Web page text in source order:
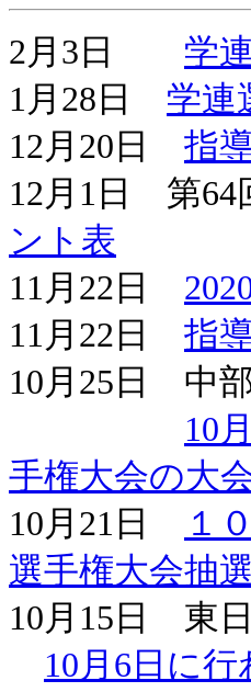
2月3日 学
1月28日 学連
12月20日 指
12月1日 第
ント表
11月22日
11月22日 指
10月25日 中
10
手権大会の大
10月21日
１
選手権大会抽
10月15日 東
10月6日に